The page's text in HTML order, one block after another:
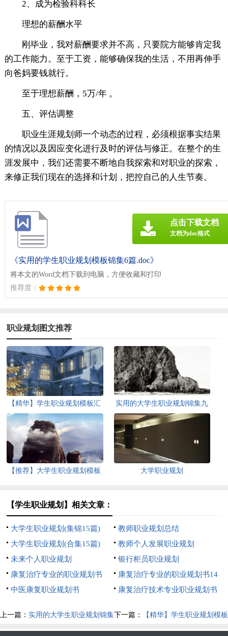
2、成为检验科科长
理想的薪酬水平
刚毕业，我对薪酬要求并不高，只要院方能够肯定我
的工作能力。至于工资，能够确保我的生活，不用再伸手
向爸妈要钱就行。
至于理想薪酬，5万/年 。
五、评估调整
职业生涯规划师一个动态的过程，必须根据事实结果
的情况以及因应变化进行及时的评估与修正。在整个的生
涯发展中，我们还需要不断地自我探索和对职业的探索，
来修正我们现在的选择和计划，把控自己的人生节奏。
《实用的学生职业规划模板锦集6篇.doc》
将本文的Word文档下载到电脑，方便收藏和打印
推荐度：
点击下载文档
文档为doc格式
职业规划图文推荐
【精华】学生职业规划模板汇
编十篇
实用的大学生职业规划锦集九
篇
【推荐】大学生职业规划模板
大学职业规划
【学生职业规划】相关文章：
大学生职业规划(集锦15篇)
教师职业规划总结
大学生职业规划(合集15篇)
教师个人发展职业规划
未来个人职业规划
银行柜员职业规划
康复治疗专业的职业规划书
康复治疗专业的职业规划书14
篇
中医康复职业规划书 康复治疗技术专业职业规划书
上一篇： 实用的大学生职业规划锦集
九篇
下一篇： 【精华】学生职业规划模板
汇编十篇